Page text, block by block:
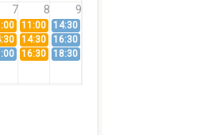
7 8 9
11:00
14:30
14:30
16:30
16:30 18:30